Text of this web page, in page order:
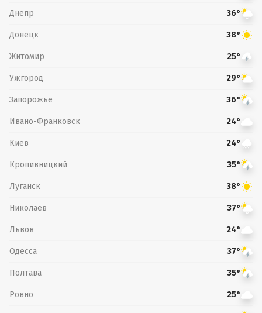
Днепр 36°
Донецк 38°
Житомир 25°
Ужгород 29°
Запорожье 36°
Ивано-Франковск 24°
Киев 24°
Кропивницкий 35°
Луганск 38°
Николаев 37°
Львов 24°
Одесса 37°
Полтава 35°
Ровно 25°